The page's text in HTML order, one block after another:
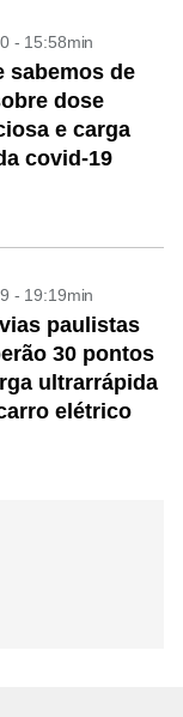
- 15:58min
sabemos de
dose
e carga
covid-19
- 19:19min
paulistas
30 pontos
ultrarrápida
elétrico